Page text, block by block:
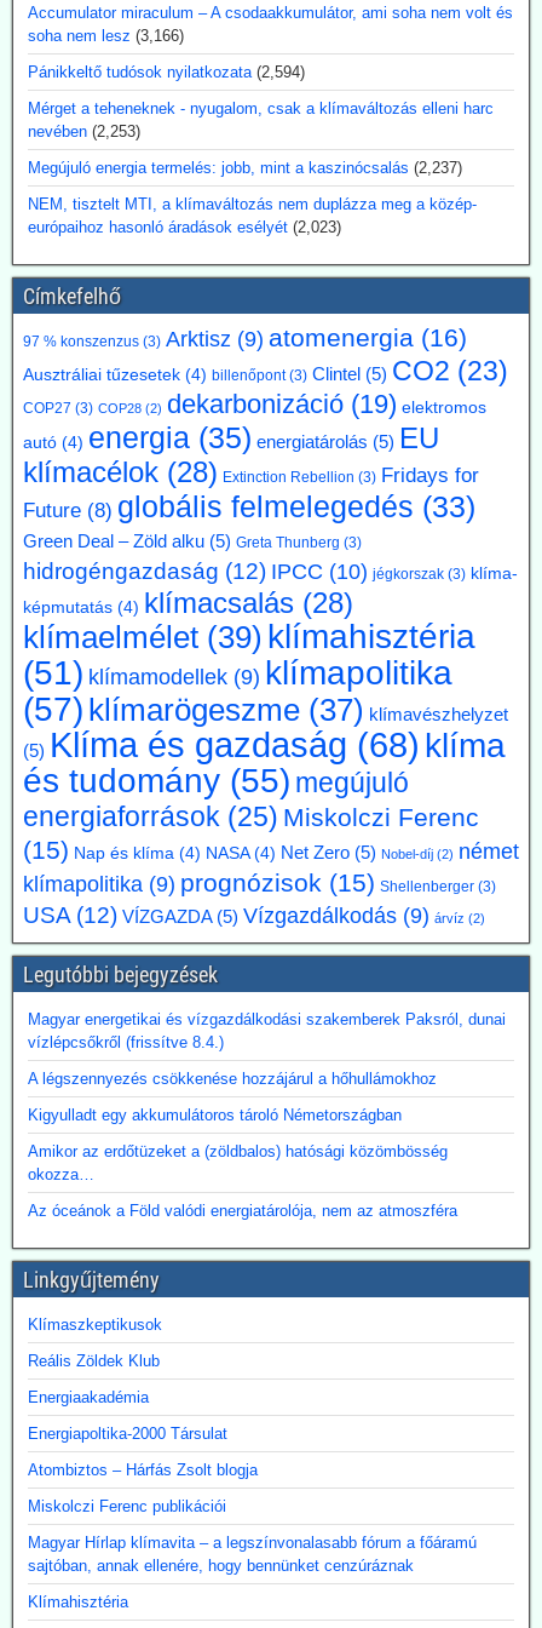
hogy a 3D-nyomtatóra bízzuk megépítését.
2026.07.17. Blackout News: Argentína
magánbefektetői finanszírozással kíván
atomerőművet létesíteni
Argentína az Atucha-i atomerőmű-telepen egy új, körülbelül 300
megawatt teljesítményű atomreaktort kíván építeni. A projektet
teljes egészében magánforrásokból finanszírozzák, és a beruházás
összege várhatóan eléri az 1,2 milliárd amerikai dollárt. Luis Caputo
fejlesztőjével, a Meitner Energy vállalattal közösen. A vállalat az
ACR-300 nevű argentin reaktortervet kívánja elsőként kereskedelmi
célokra megvalósítani.
Kommentárunk: Ezek szerint Argentínáról nemcsak pénzügy
válságok említése során hallhatunk, hanem nukleáris technológiánál
is. A 300 MW Paks II teljesítményének kb. egyhetede.
2026.07.17. Blackout News: A német RWE
vezérigazgatója a német - az uniós vállalásoknál
5 évvel előbbre hozott - klímacélok eltörlését kéri
Markus Krebber, az RWE vezérigazgatója azt követeli, hogy
hosszabbítsák meg a német klímacélok elérése határidejét, és a
klímasemlegességet 2045-ről 2050-re halasszák el. Úgy véli, hogy a
korábbi, az EU 2050-es célévétől eltérő német „különút” gazdasági
szempontból káros és klímapolitikai szempontból hatástalan.
Vassiliadis, szakszervezeti vezetője támogatja a kezdeményezést,
mivel a magas energiaköltségek, a gyenge konjunktúra és a rövid
beruházási határidők elsősorban az energiaintenzív vállalkozásokat
terhelik. A törvényes cél azonban továbbra is érvényben marad,
amíg a Bundestag nem módosítja az éghajlatvédelmi törvényt.
Kommentárunk: Az öt év halasztás kb. annyit jelent, mint
fuldoklónak a szalmaszál. És evvel a két idézett vezető is tisztában
van.
2026.07.17. Műszaki Magazin: A BME kutatói
segítenek kideríteni, hogyan lehetne Budapestre
vinni a paksi hőt
Az atomerőmű hulladékhőjének a fővárosi távfűtésben történő
hasznosítása gazdasági és környezetvédelmi szempontból is
ígéretes elképzelés.
több hónapig tartó tárgyalások után megbízási szerződést kötött a
BME-vel egy döntést megalapozó tanulmány közös elkészítésére a
Paksi Atomerőmű hőjének a fővárosi távfűtési rendszerbe való
eljuttatása lehetőségéről.
Accumulator miraculum – A csodaakkumulátor, ami soha nem volt és
soha nem lesz (3,166)
Pánikkeltő tudósok nyilatkozata (2,594)
Mérget a teheneknek - nyugalom, csak a klímaváltozás elleni harc
nevében (2,253)
Megújuló energia termelés: jobb, mint a kaszinócsalás (2,237)
NEM, tisztelt MTI, a klímaváltozás nem duplázza meg a közép-
európaihoz hasonló áradások esélyét (2,023)
Címkefelhő
97 % konszenzus (3) Arktisz (9) atomenergia (16)
Ausztráliai tűzesetek (4) billenőpont(3) Clintel (5) CO2 (23)
COP27 (3) COP28 (2) dekarbonizáció (19) elektromos
autó (4) energia (35) energiatárolás (5) EU
klímacélok (28) Extinction Rebellion (3) Fridays for
Future (8) globális felmelegedés (33)
Green Deal – Zöld alku (5) Greta Thunberg (3)
hidrogéngazdaság (12) IPCC (10) jégkorszak (3) klíma-
képmutatás (4) klímacsalás (28)
klímaelmélet (39) klímahisztéria
(51) klímamodellek (9) klímapolitika
(57) klímarögeszme (37) klímavészhelyzet
(5) Klíma és gazdaság (68) klíma
és tudomány (55) megújuló
energiaforrások (25) Miskolczi Ferenc
(15) Nap és klíma (4) NASA(4) Net Zero (5) Nobel-díj (2) német
klímapolitika (9) prognózisok (15) Shellenberger (3)
USA (12) VÍZGAZDA(5) Vízgazdálkodás (9) árvíz (2)
Legutóbbi bejegyzések
Magyar energetikai és vízgazdálkodási szakemberek Paksról, dunai
vízlépcsőkről (frissítve 8.4.)
A légszennyezés csökkenése hozzájárul a hőhullámokhoz
Kigyulladt egy akkumulátoros tároló Németországban
Amikor az erdőtüzeket a (zöldbalos) hatósági közömbösség
okozza…
Az óceánok a Föld valódi energiatárolója, nem az atmoszféra
Linkgyűjtemény
Klímaszkeptikusok
Reális Zöldek Klub
Energiaakadémia
Energiapoltika-2000 Társulat
Atombiztos – Hárfás Zsolt blogja
Miskolczi Ferenc publikációi
Magyar Hírlap klímavita – a legszínvonalasabb fórum a főáramú
sajtóban, annak ellenére, hogy bennünket cenzúráznak
Klímahisztéria